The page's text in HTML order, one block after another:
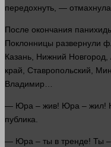
передохнуть, —
После окончания
Поклонницы развернули
Казань, Нижний Новгород,
край, Ставропольский,
Владимир…
— Юра – жив! Юра – жил!
публика.
— Юра – ты в тренде! Ты